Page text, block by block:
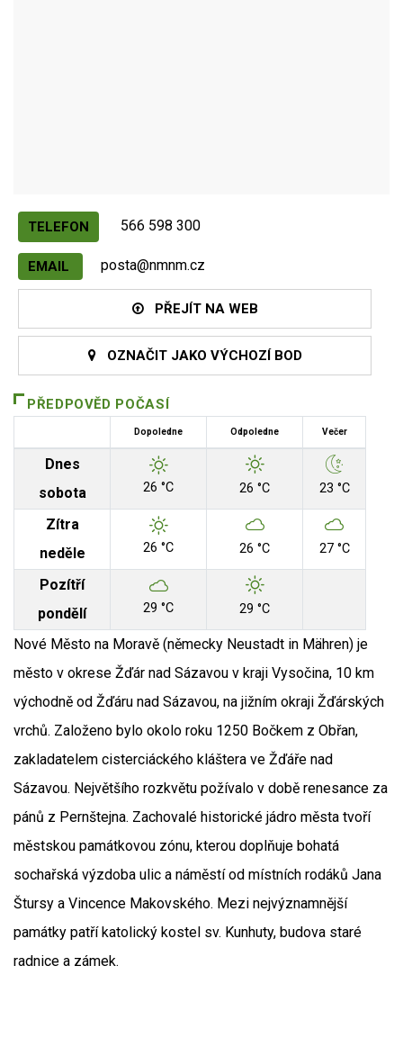
TELEFON 566 598 300
EMAIL posta@nmnm.cz
PŘEJÍT NA WEB
OZNAČIT JAKO VÝCHOZÍ BOD
PŘEDPOVĚD POČASÍ
Dopoledne Odpoledne Večer
Dnes
sobota
26 °C 26 °C 23 °C
Zítra
neděle
26 °C 26 °C 27 °C
Pozítří
pondělí
29 °C 29 °C
Nové Město na Moravě (německy Neustadt in Mähren) je
město v okrese Žďár nad Sázavou v kraji Vysočina, 10 km
východně od Žďáru nad Sázavou, na jižním okraji Žďárských
vrchů. Založeno bylo okolo roku 1250 Bočkem z Obřan,
zakladatelem cisterciáckého kláštera ve Žďáře nad
Sázavou. Největšího rozkvětu požívalo v době renesance za
pánů z Pernštejna. Zachovalé historické jádro města tvoří
městskou památkovou zónu, kterou doplňuje bohatá
sochařská výzdoba ulic a náměstí od místních rodáků Jana
Štursy a Vincence Makovského. Mezi nejvýznamnější
památky patří katolický kostel sv. Kunhuty, budova staré
radnice a zámek.